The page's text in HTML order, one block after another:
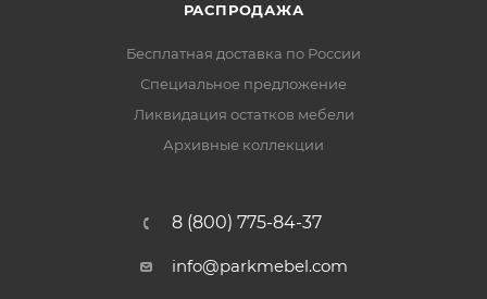
РАСПРОДАЖА
Бесплатная доставка по России
Специальное предложение
Ликвидация остатков мебели
Архивные коллекции
8 (800) 775-84-37
info@parkmebel.com